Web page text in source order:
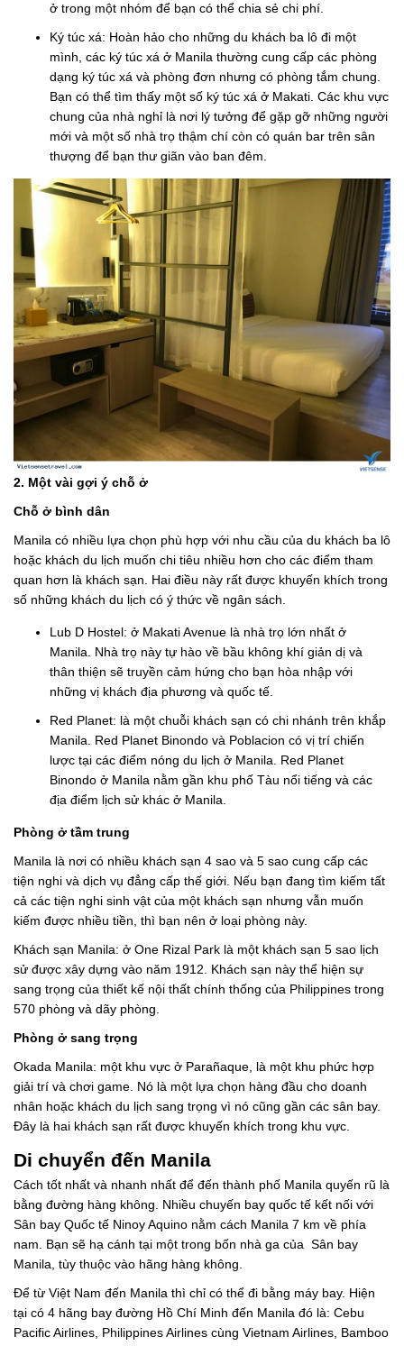
ở trong một nhóm để bạn có thể chia sẻ chi phí.
Ký túc xá: Hoàn hảo cho những du khách ba lô đi một
mình, các ký túc xá ở Manila thường cung cấp các phòng
dạng ký túc xá và phòng đơn nhưng có phòng tắm chung.
Bạn có thể tìm thấy một số ký túc xá ở Makati. Các khu vực
chung của nhà nghỉ là nơi lý tưởng để gặp gỡ những người
mới và một số nhà trọ thậm chí còn có quán bar trên sân
thượng để bạn thư giãn vào ban đêm.
2. Một vài gợi ý chỗ ở
Chỗ ở bình dân
Manila có nhiều lựa chọn phù hợp với nhu cầu của du khách ba lô
hoặc khách du lịch muốn chi tiêu nhiều hơn cho các điểm tham
quan hơn là khách sạn. Hai điều này rất được khuyến khích trong
số những khách du lịch có ý thức về ngân sách.
Lub D Hostel: ở Makati Avenue là nhà trọ lớn nhất ở
Manila. Nhà trọ này tự hào về bầu không khí giản dị và
thân thiện sẽ truyền cảm hứng cho bạn hòa nhập với
những vị khách địa phương và quốc tế.
Red Planet: là một chuỗi khách sạn có chi nhánh trên khắp
Manila. Red Planet Binondo và Poblacion có vị trí chiến
lược tại các điểm nóng du lịch ở Manila. Red Planet
Binondo ở Manila nằm gần khu phố Tàu nổi tiếng và các
địa điểm lịch sử khác ở Manila.
Phòng ở tầm trung
Manila là nơi có nhiều khách sạn 4 sao và 5 sao cung cấp các
tiện nghi và dịch vụ đẳng cấp thế giới. Nếu bạn đang tìm kiếm tất
cả các tiện nghi sinh vật của một khách sạn nhưng vẫn muốn
kiếm được nhiều tiền, thì bạn nên ở loại phòng này.
Khách sạn Manila: ở One Rizal Park là một khách sạn 5 sao lịch
sử được xây dựng vào năm 1912. Khách sạn này thể hiện sự
sang trọng của thiết kế nội thất chính thống của Philippines trong
570 phòng và dãy phòng.
Phòng ở sang trọng
Okada Manila: một khu vực ở Parañaque, là một khu phức hợp
giải trí và chơi game. Nó là một lựa chọn hàng đầu cho doanh
nhân hoặc khách du lịch sang trọng vì nó cũng gần các sân bay.
Đây là hai khách sạn rất được khuyến khích trong khu vực.
Di chuyển đến Manila
Cách tốt nhất và nhanh nhất để đến thành phố Manila quyến rũ là
bằng đường hàng không. Nhiều chuyến bay quốc tế kết nối với
Sân bay Quốc tế Ninoy Aquino nằm cách Manila 7 km về phía
nam. Bạn sẽ hạ cánh tại một trong bốn nhà ga của Sân bay
Manila, tùy thuộc vào hãng hàng không.
Để từ Việt Nam đến Manila thì chỉ có thể đi bằng máy bay. Hiện
tại có 4 hãng bay đường Hồ Chí Minh đến Manila đó là: Cebu
Pacific Airlines, Philippines Airlines cùng Vietnam Airlines, Bamboo